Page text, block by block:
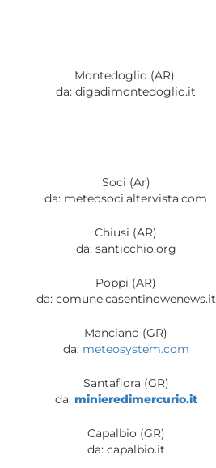
Montedoglio (AR)
da: digadimontedoglio.it
Soci (Ar)
da: meteosoci.altervista.com
Chiusi (AR)
da: santicchio.org
Poppi (AR)
da: comune.casentinowenews.it
Manciano (GR)
da: meteosystem.com
Santafiora (GR)
da: minieredimercurio.it
Capalbio (GR)
da: capalbio.it